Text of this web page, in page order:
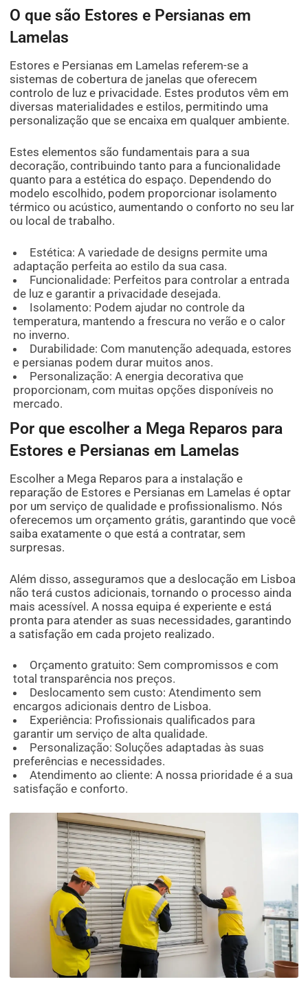
O que são Estores e Persianas em
Lamelas
Estores e Persianas em Lamelas referem-se a
sistemas de cobertura de janelas que oferecem
controlo de luz e privacidade. Estes produtos vêm em
diversas materialidades e estilos, permitindo uma
personalização que se encaixa em qualquer ambiente.
Estes elementos são fundamentais para a sua
decoração, contribuindo tanto para a funcionalidade
quanto para a estética do espaço. Dependendo do
modelo escolhido, podem proporcionar isolamento
térmico ou acústico, aumentando o conforto no seu lar
ou local de trabalho.
Estética: A variedade de designs permite uma
adaptação perfeita ao estilo da sua casa.
Funcionalidade: Perfeitos para controlar a entrada
de luz e garantir a privacidade desejada.
Isolamento: Podem ajudar no controle da
temperatura, mantendo a frescura no verão e o calor
no inverno.
Durabilidade: Com manutenção adequada, estores
e persianas podem durar muitos anos.
Personalização: A energia decorativa que
proporcionam, com muitas opções disponíveis no
mercado.
Por que escolher a Mega Reparos para
Estores e Persianas em Lamelas
Escolher a Mega Reparos para a instalação e
reparação de Estores e Persianas em Lamelas é optar
por um serviço de qualidade e profissionalismo. Nós
oferecemos um orçamento grátis, garantindo que você
saiba exatamente o que está a contratar, sem
surpresas.
Além disso, asseguramos que a deslocação em Lisboa
não terá custos adicionais, tornando o processo ainda
mais acessível. A nossa equipa é experiente e está
pronta para atender as suas necessidades, garantindo
a satisfação em cada projeto realizado.
Orçamento gratuito: Sem compromissos e com
total transparência nos preços.
Deslocamento sem custo: Atendimento sem
encargos adicionais dentro de Lisboa.
Experiência: Profissionais qualificados para
garantir um serviço de alta qualidade.
Personalização: Soluções adaptadas às suas
preferências e necessidades.
Atendimento ao cliente: A nossa prioridade é a sua
satisfação e conforto.